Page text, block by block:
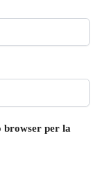
browser per la